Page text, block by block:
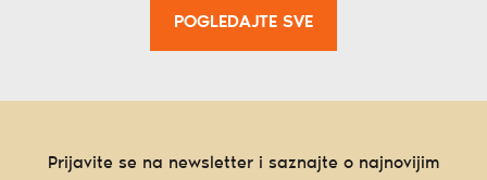
POGLEDAJTE SVE
Prijavite se na newsletter i saznajte o najnovijim